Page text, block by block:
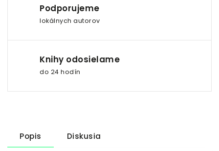
Podporujeme
lokálnych autorov
Knihy odosielame
do 24 hodín
Popis Diskusia